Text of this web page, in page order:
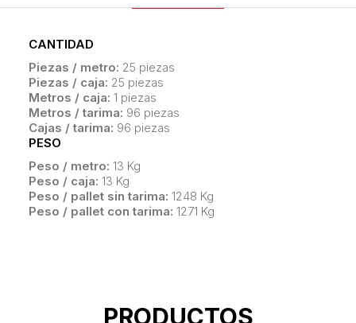
CANTIDAD
Piezas / metro: 25 piezas
Piezas / caja: 25 piezas
Metros / caja: 1 piezas
Metros / tarima: 96 piezas
Cajas / tarima: 96 piezas
PESO
Peso / metro: 13 Kg
Peso / caja: 13 Kg
Peso / pallet sin tarima: 1248 Kg
Peso / pallet con tarima: 1271 Kg
PRODUCTOS